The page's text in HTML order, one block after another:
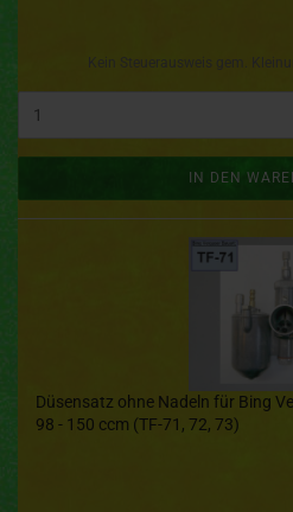
IN DEN
Düsensatz ohne Nadeln für Bing
98 - 150 ccm (TF-71, 72, 73)